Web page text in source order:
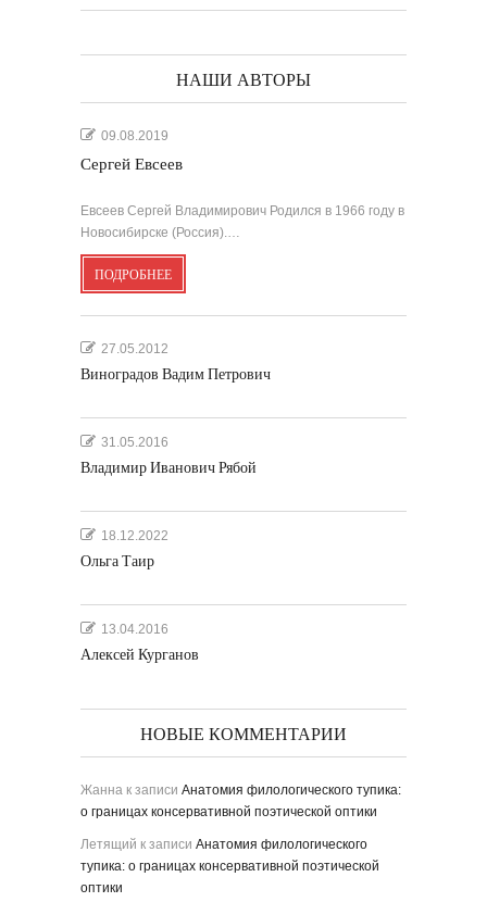
НАШИ АВТОРЫ
09.08.2019
Сергей Евсеев
Евсеев Сергей Владимирович Родился в 1966 году в
Новосибирске (Россия).…
ПОДРОБНЕЕ
27.05.2012
Виноградов Вадим Петрович
31.05.2016
Владимир Иванович Рябой
18.12.2022
Ольга Таир
13.04.2016
Алексей Курганов
НОВЫЕ КОММЕНТАРИИ
Жанна к записи Анатомия филологического тупика:
о границах консервативной поэтической оптики
Летящий к записи Анатомия филологического
тупика: о границах консервативной поэтической
оптики